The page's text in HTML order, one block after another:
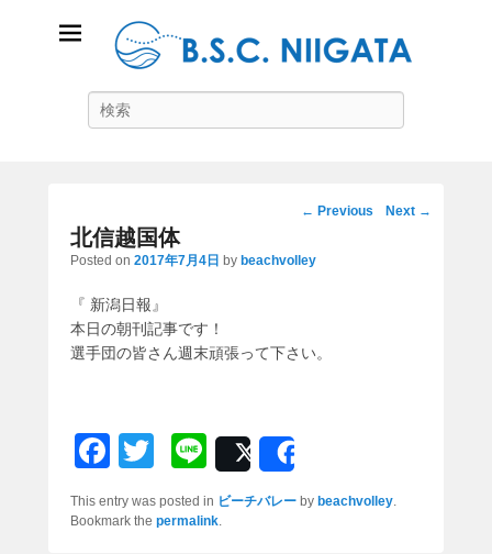
B.S.C Niigata
ビーチスポーツコミュニティ新潟
Post
← Previous Next →
北信越国体
Posted on 2017年7月4日 by beachvolley
『 新潟日報』
本日の朝刊記事です！
選手団の皆さん週末頑張って下さい。
F
a
c
wi
tt
Li
n
e
Post
This entry was posted in ビーチバレー by beachvolley.
Bookmark the permalink.